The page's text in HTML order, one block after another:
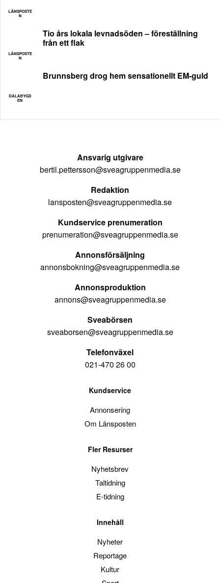
LÄNSPOSTE
N
LÄNSPOSTE
N
Tio års lokala levnadsöden – föreställning
från ett flak
DALABYGD
EN
Brunnsberg drog hem sensationellt EM-guld
Ansvarig utgivare
bertil.pettersson@sveagruppenmedia.se
Redaktion
lansposten@sveagruppenmedia.se
Kundservice prenumeration
prenumeration@sveagruppenmedia.se
Annonsförsäljning
annonsbokning@sveagruppenmedia.se
Annonsproduktion
annons@sveagruppenmedia.se
Sveabörsen
sveaborsen@sveagruppenmedia.se
Telefonväxel
021-470 26 00
Kundservice
Annonsering
Om Länsposten
Fler Resurser
Nyhetsbrev
Taltidning
E-tidning
Innehåll
Nyheter
Reportage
Kultur